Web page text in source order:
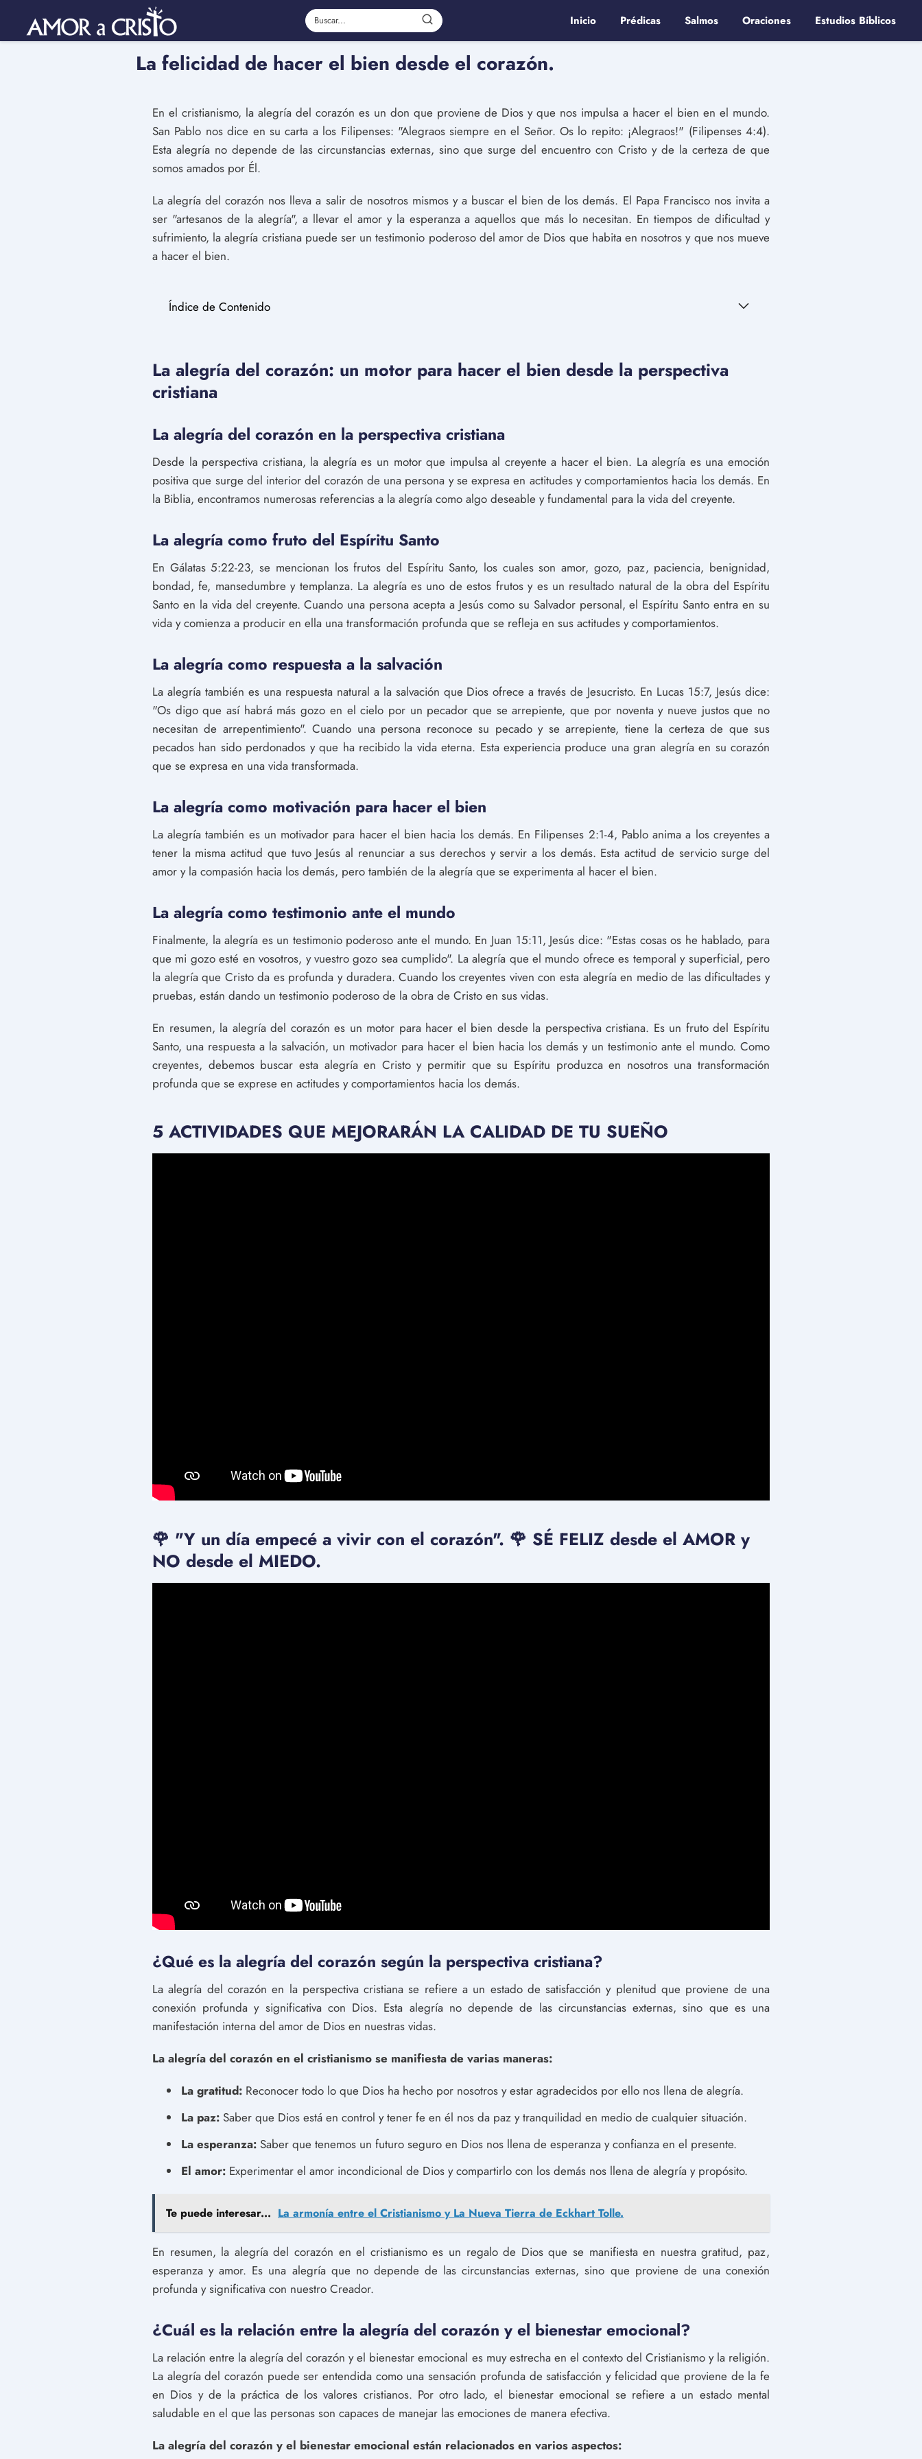
Inicio Prédicas Salmos Oraciones Estudios Bíblicos
La felicidad de hacer el bien desde el corazón.
En el cristianismo, la alegría del corazón es un don que proviene de Dios y que nos impulsa a hacer el bien en el mundo.
San Pablo nos dice en su carta a los Filipenses: "Alegraos siempre en el Señor. Os lo repito: ¡Alegraos!" (Filipenses 4:4).
Esta alegría no depende de las circunstancias externas, sino que surge del encuentro con Cristo y de la certeza de que
somos amados por Él.
La alegría del corazón nos lleva a salir de nosotros mismos y a buscar el bien de los demás. El Papa Francisco nos invita a
ser "artesanos de la alegría", a llevar el amor y la esperanza a aquellos que más lo necesitan. En tiempos de dificultad y
sufrimiento, la alegría cristiana puede ser un testimonio poderoso del amor de Dios que habita en nosotros y que nos mueve
a hacer el bien.
Índice de Contenido
La alegría del corazón: un motor para hacer el bien desde la perspectiva
cristiana
La alegría del corazón en la perspectiva cristiana
Desde la perspectiva cristiana, la alegría es un motor que impulsa al creyente a hacer el bien. La alegría es una emoción
positiva que surge del interior del corazón de una persona y se expresa en actitudes y comportamientos hacia los demás. En
la Biblia, encontramos numerosas referencias a la alegría como algo deseable y fundamental para la vida del creyente.
La alegría como fruto del Espíritu Santo
En Gálatas 5:22-23, se mencionan los frutos del Espíritu Santo, los cuales son amor, gozo, paz, paciencia, benignidad,
bondad, fe, mansedumbre y templanza. La alegría es uno de estos frutos y es un resultado natural de la obra del Espíritu
Santo en la vida del creyente. Cuando una persona acepta a Jesús como su Salvador personal, el Espíritu Santo entra en su
vida y comienza a producir en ella una transformación profunda que se refleja en sus actitudes y comportamientos.
La alegría como respuesta a la salvación
La alegría también es una respuesta natural a la salvación que Dios ofrece a través de Jesucristo. En Lucas 15:7, Jesús dice:
"Os digo que así habrá más gozo en el cielo por un pecador que se arrepiente, que por noventa y nueve justos que no
necesitan de arrepentimiento". Cuando una persona reconoce su pecado y se arrepiente, tiene la certeza de que sus
pecados han sido perdonados y que ha recibido la vida eterna. Esta experiencia produce una gran alegría en su corazón
que se expresa en una vida transformada.
La alegría como motivación para hacer el bien
La alegría también es un motivador para hacer el bien hacia los demás. En Filipenses 2:1-4, Pablo anima a los creyentes a
tener la misma actitud que tuvo Jesús al renunciar a sus derechos y servir a los demás. Esta actitud de servicio surge del
amor y la compasión hacia los demás, pero también de la alegría que se experimenta al hacer el bien.
La alegría como testimonio ante el mundo
Finalmente, la alegría es un testimonio poderoso ante el mundo. En Juan 15:11, Jesús dice: "Estas cosas os he hablado, para
que mi gozo esté en vosotros, y vuestro gozo sea cumplido". La alegría que el mundo ofrece es temporal y superficial, pero
la alegría que Cristo da es profunda y duradera. Cuando los creyentes viven con esta alegría en medio de las dificultades y
pruebas, están dando un testimonio poderoso de la obra de Cristo en sus vidas.
En resumen, la alegría del corazón es un motor para hacer el bien desde la perspectiva cristiana. Es un fruto del Espíritu
Santo, una respuesta a la salvación, un motivador para hacer el bien hacia los demás y un testimonio ante el mundo. Como
creyentes, debemos buscar esta alegría en Cristo y permitir que su Espíritu produzca en nosotros una transformación
profunda que se exprese en actitudes y comportamientos hacia los demás.
5 ACTIVIDADES QUE MEJORARÁN LA CALIDAD DE TU SUEÑO
🌹 "Y un día empecé a vivir con el corazón". 🌹 SÉ FELIZ desde el AMOR y
NO desde el MIEDO.
¿Qué es la alegría del corazón según la perspectiva cristiana?
La alegría del corazón en la perspectiva cristiana se refiere a un estado de satisfacción y plenitud que proviene de una
conexión profunda y significativa con Dios. Esta alegría no depende de las circunstancias externas, sino que es una
manifestación interna del amor de Dios en nuestras vidas.
La alegría del corazón en el cristianismo se manifiesta de varias maneras:
La gratitud: Reconocer todo lo que Dios ha hecho por nosotros y estar agradecidos por ello nos llena de alegría.
La paz: Saber que Dios está en control y tener fe en él nos da paz y tranquilidad en medio de cualquier situación.
La esperanza: Saber que tenemos un futuro seguro en Dios nos llena de esperanza y confianza en el presente.
El amor: Experimentar el amor incondicional de Dios y compartirlo con los demás nos llena de alegría y propósito.
Te puede interesar... La armonía entre el Cristianismo y La Nueva Tierra de Eckhart Tolle.
En resumen, la alegría del corazón en el cristianismo es un regalo de Dios que se manifiesta en nuestra gratitud, paz,
esperanza y amor. Es una alegría que no depende de las circunstancias externas, sino que proviene de una conexión
profunda y significativa con nuestro Creador.
¿Cuál es la relación entre la alegría del corazón y el bienestar emocional?
La relación entre la alegría del corazón y el bienestar emocional es muy estrecha en el contexto del Cristianismo y la religión.
La alegría del corazón puede ser entendida como una sensación profunda de satisfacción y felicidad que proviene de la fe
en Dios y de la práctica de los valores cristianos. Por otro lado, el bienestar emocional se refiere a un estado mental
saludable en el que las personas son capaces de manejar las emociones de manera efectiva.
La alegría del corazón y el bienestar emocional están relacionados en varios aspectos: